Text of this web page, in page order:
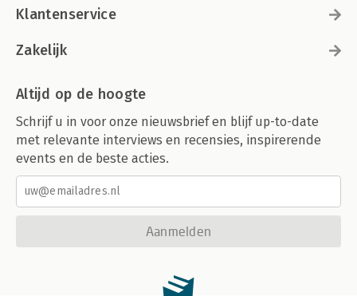
Klantenservice
Zakelijk
Altijd op de hoogte
Schrijf u in voor onze nieuwsbrief en blijf up-to-date
met relevante interviews en recensies, inspirerende
events en de beste acties.
Aanmelden